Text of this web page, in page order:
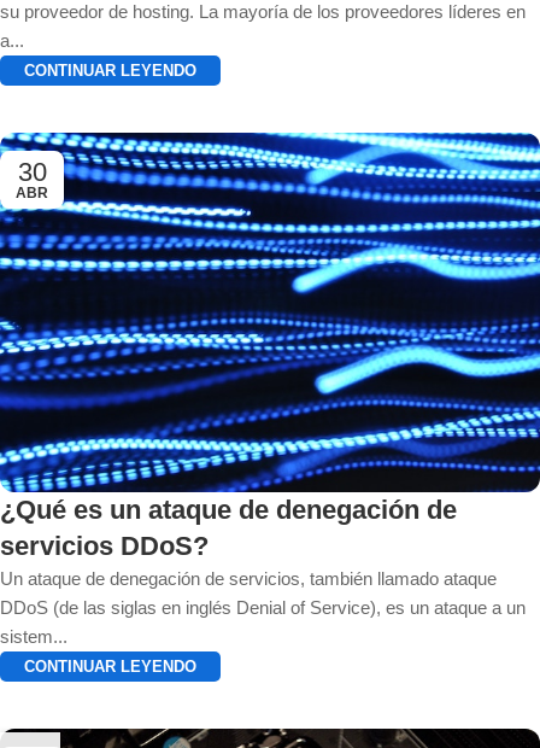
su proveedor de hosting. La mayoría de los proveedores líderes en
a...
CONTINUAR LEYENDO
30
ABR
¿Qué es un ataque de denegación de
servicios DDoS?
Un ataque de denegación de servicios, también llamado ataque
DDoS (de las siglas en inglés Denial of Service), es un ataque a un
sistem...
CONTINUAR LEYENDO